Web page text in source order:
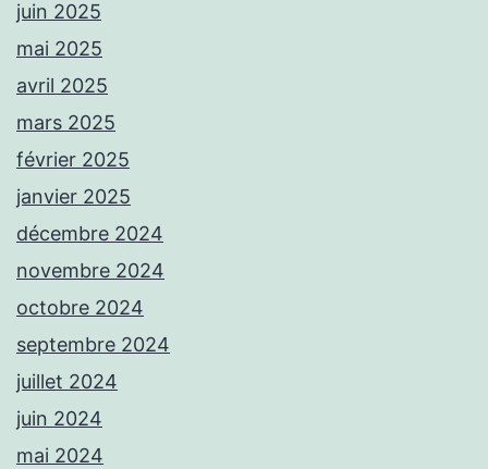
juin 2025
mai 2025
avril 2025
mars 2025
février 2025
janvier 2025
décembre 2024
novembre 2024
octobre 2024
septembre 2024
juillet 2024
juin 2024
mai 2024